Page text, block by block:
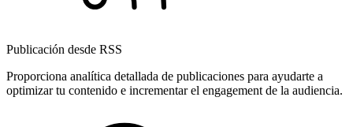
Publicación desde RSS
Proporciona analítica detallada de publicaciones para ayudarte a
optimizar tu contenido e incrementar el engagement de la audiencia.